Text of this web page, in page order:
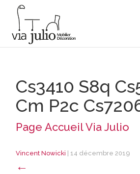
Cs3410 S8q
Cm P2c
Page Accueil Via Julio
Vincent Nowicki 14 décembre 2019
←